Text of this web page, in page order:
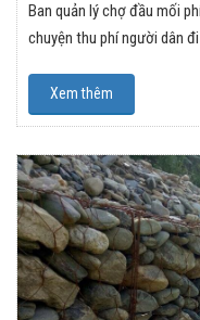
Ban quản lý chợ đầu mối
chuyện thu phí người dân
Xem thêm